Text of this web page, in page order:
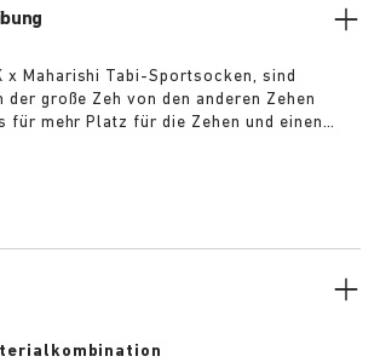
x Maharishi Tabi-Sportsocken, sind
der große Zeh von den anderen Zehen
für mehr Platz für die Zehen und einen
und mit auffälligem Drachenmuster sind